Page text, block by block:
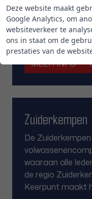
TC Keerpunt '65
ploegen af die
tijdens de
MEER INFO
Zuiderkempen
De
waaraan alle
de regio
Keerpunt maakt
Deze website maakt
Google Analytics, om
websiteverkeer te
ons in staat om de
prestaties van de